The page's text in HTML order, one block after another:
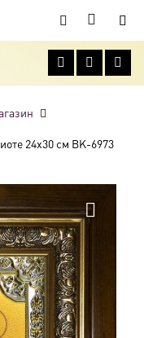
24х30 см BK-6973